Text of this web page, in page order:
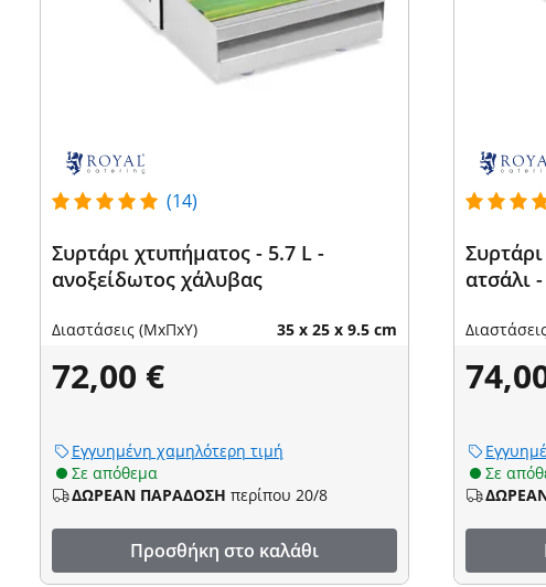
(14)
Συρτάρι χτυπήματος - 5.7 L -
ανοξείδωτος χάλυβας
Διαστάσεις (ΜxΠxΥ) 35 x 25 x 9.5 cm
72,00 €
Εγγυημένη χαμηλότερη τιμή
Σε απόθεμα
ΔΩΡΕΑΝ ΠΑΡΑΔΟΣΗ περίπου 20/8
Προσθήκη στο καλάθι
ατσάλι
Σε